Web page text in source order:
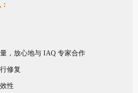
，放心地与 IAQ 专家合作
修复
性